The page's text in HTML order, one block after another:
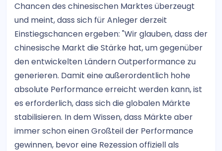
Chancen des chinesischen Marktes überzeugt
und meint, dass sich für Anleger derzeit
Einstiegschancen ergeben: "Wir glauben, dass der
chinesische Markt die Stärke hat, um gegenüber
den entwickelten Ländern Outperformance zu
generieren. Damit eine außerordentlich hohe
absolute Performance erreicht werden kann, ist
es erforderlich, dass sich die globalen Märkte
stabilisieren. In dem Wissen, dass Märkte aber
immer schon einen Großteil der Performance
gewinnen, bevor eine Rezession offiziell als